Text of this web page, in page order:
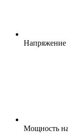
Напряжение
Мощность